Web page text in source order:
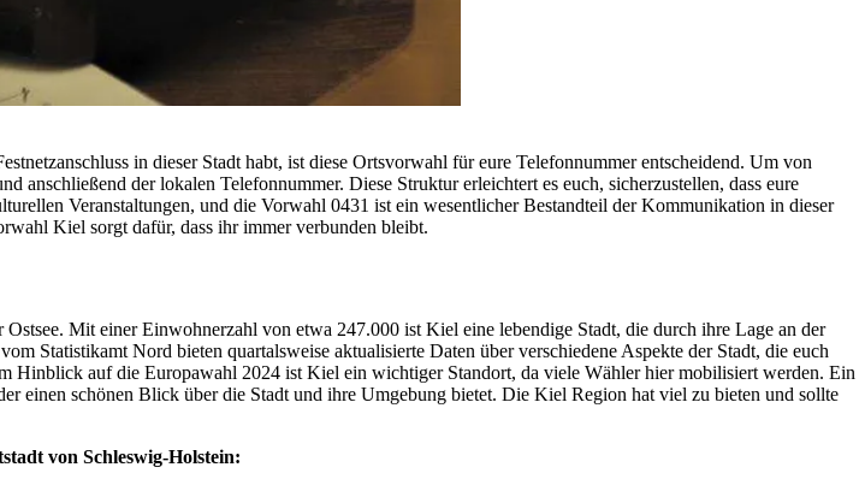
in dieser Stadt habt, ist diese Ortsvorwahl für eure Telefonnummer entscheidend. Um von
der lokalen Telefonnummer. Diese Struktur erleichtert es euch, sicherzustellen, dass eure
Veranstaltungen, und die Vorwahl 0431 ist ein wesentlicher Bestandteil der Kommunikation in dieser
Kiel sorgt dafür, dass ihr immer verbunden bleibt.
Mit einer Einwohnerzahl von etwa 247.000 ist Kiel eine lebendige Stadt, die durch ihre Lage an der
Statistikamt Nord bieten quartalsweise aktualisierte Daten über verschiedene Aspekte der Stadt, die euch
auf die Europawahl 2024 ist Kiel ein wichtiger Standort, da viele Wähler hier mobilisiert werden. Ein
einen schönen Blick über die Stadt und ihre Umgebung bietet. Die Kiel Region hat viel zu bieten und sollte
von Schleswig-Holstein: